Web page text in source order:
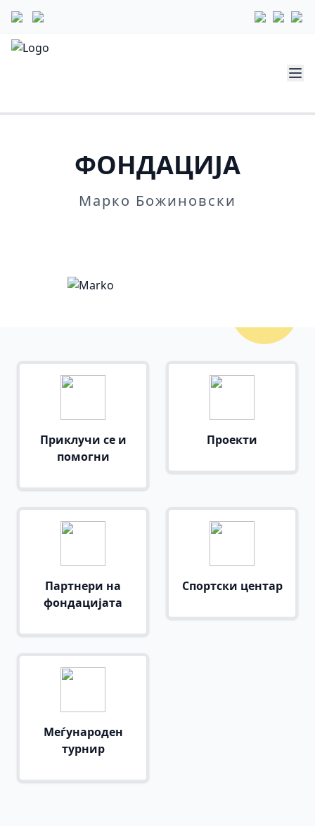
ФОНДАЦИЈА
Марко Божиновски
Приклучи се и
помогни
Проекти
Партнери на
фондацијата
Спортски центар
Меѓународен
турнир